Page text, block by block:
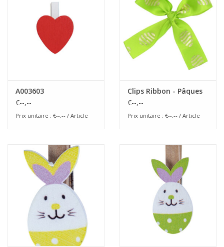
Fleurs & deco
Journées showroom
Catalogue: boîtes de luxe
A003603
€--,--
Prix unitaire : €--,-- / Article
Clips Ribbon - Pâques
€--,--
Prix unitaire : €--,-- / Article